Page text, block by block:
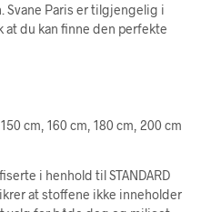
Svane Paris er tilgjengelig i
du kan finne den perfekte
cm, 160 cm, 180 cm, 200 cm
i henhold til STANDARD
at stoffene ikke inneholder